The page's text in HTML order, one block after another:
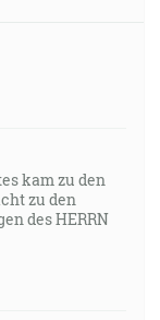
kam zu den
zu den
des HERRN